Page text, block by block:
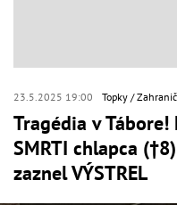
23.5.2025 19:00 Topky
Tragédia v
SMRTI chlapca
zaznel VÝSTREL